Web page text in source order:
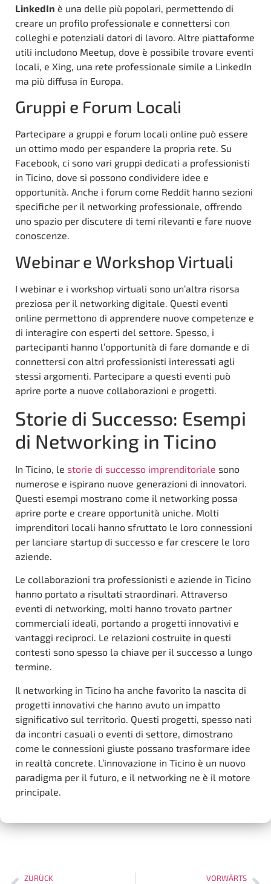
LinkedIn è una delle più popolari, permettendo di
creare un profilo professionale e connettersi con
colleghi e potenziali datori di lavoro. Altre piattaforme
utili includono Meetup, dove è possibile trovare eventi
locali, e Xing, una rete professionale simile a LinkedIn
ma più diffusa in Europa.
Gruppi e Forum Locali
Partecipare a gruppi e forum locali online può essere
un ottimo modo per espandere la propria rete. Su
Facebook, ci sono vari gruppi dedicati a professionisti
in Ticino, dove si possono condividere idee e
opportunità. Anche i forum come Reddit hanno sezioni
specifiche per il networking professionale, offrendo
uno spazio per discutere di temi rilevanti e fare nuove
conoscenze.
Webinar e Workshop Virtuali
I webinar e i workshop virtuali sono un’altra risorsa
preziosa per il networking digitale. Questi eventi
online permettono di apprendere nuove competenze e
di interagire con esperti del settore. Spesso, i
partecipanti hanno l’opportunità di fare domande e di
connettersi con altri professionisti interessati agli
stessi argomenti. Partecipare a questi eventi può
aprire porte a nuove collaborazioni e progetti.
Storie di Successo: Esempi
di Networking in Ticino
In Ticino, le storie di successo imprenditoriale sono
numerose e ispirano nuove generazioni di innovatori.
Questi esempi mostrano come il networking possa
aprire porte e creare opportunità uniche. Molti
imprenditori locali hanno sfruttato le loro connessioni
per lanciare startup di successo e far crescere le loro
aziende.
Le collaborazioni tra professionisti e aziende in Ticino
hanno portato a risultati straordinari. Attraverso
eventi di networking, molti hanno trovato partner
commerciali ideali, portando a progetti innovativi e
vantaggi reciproci. Le relazioni costruite in questi
contesti sono spesso la chiave per il successo a lungo
termine.
Il networking in Ticino ha anche favorito la nascita di
progetti innovativi che hanno avuto un impatto
significativo sul territorio. Questi progetti, spesso nati
da incontri casuali o eventi di settore, dimostrano
come le connessioni giuste possano trasformare idee
in realtà concrete. L’innovazione in Ticino è un nuovo
paradigma per il futuro, e il networking ne è il motore
principale.
ZURÜCK VORWÄRTS